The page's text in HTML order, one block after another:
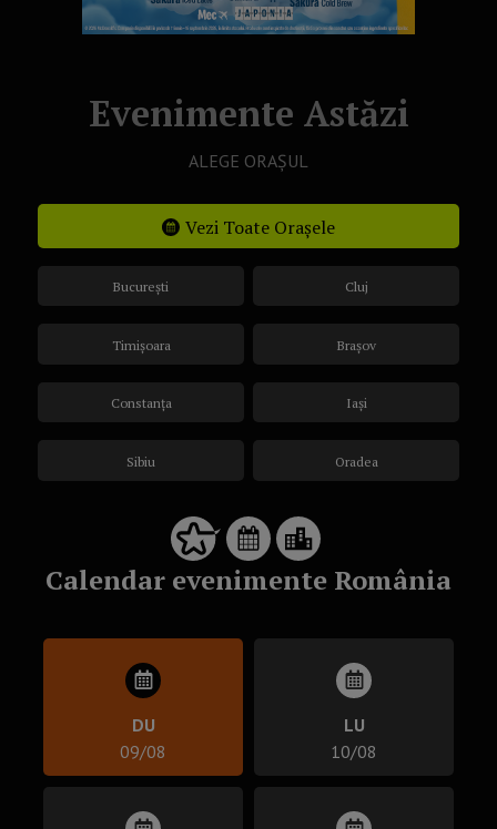
Evenimente Astăzi
ALEGE ORAȘUL
Vezi Toate Orașele
București
Timișoara
Constanța
Sibiu
Cluj
Brașov
Iași
Oradea
Calendar evenimente România
DU
09/08
LU
10/08